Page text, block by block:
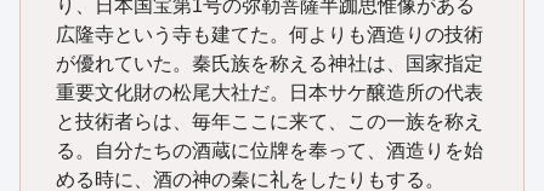
り、日本国宝第1号の弥勒菩薩半跏思惟像がある
広隆寺という寺も建てた。何よりも酒造りの技術
が優れていた。秦氏族を称える神社は、国家指定
重要文化財の松尾大社だ。日本サケ醸造所の代表
と技術者らは、毎年ここに来て、この一族を称え
る。自分たちの酒蔵に位牌を奉って、酒造りを始
める時に、酒の神の秦に礼をしたりもする。